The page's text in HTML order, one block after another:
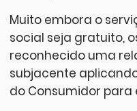
Muito embora o
social seja gratuito,
reconhecido uma
subjacente
do Consumidor para